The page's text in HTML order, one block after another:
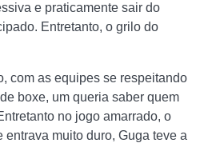
e praticamente sair do
Entretanto, o grilo do
com as equipes se respeitando
boxe, um queria saber quem
no jogo amarrado, o
entrava muito duro, Guga teve a